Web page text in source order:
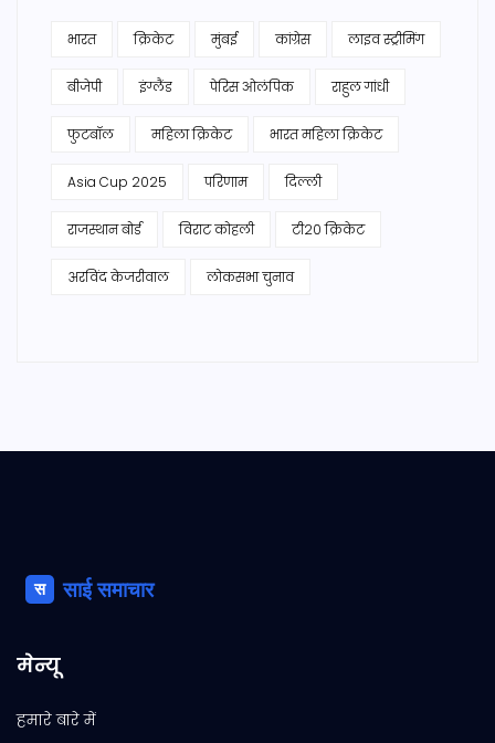
भारत क्रिकेट मुंबई कांग्रेस लाइव स्ट्रीमिंग
बीजेपी इंग्लैंड पेरिस ओलंपिक राहुल गांधी
फुटबॉल महिला क्रिकेट भारत महिला क्रिकेट
Asia Cup 2025 परिणाम दिल्ली
राजस्थान बोर्ड विराट कोहली टी20 क्रिकेट
अरविंद केजरीवाल लोकसभा चुनाव
मेन्यू
हमारे बारे में